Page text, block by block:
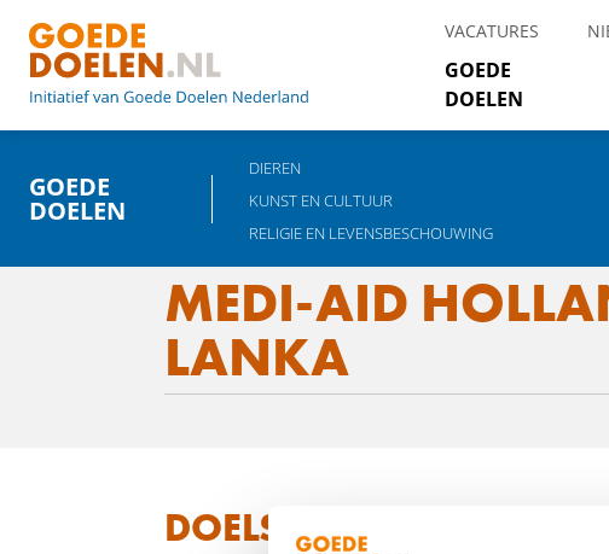
VACATURES
GOEDE
DOELEN
GOEDE
DOELEN
DIEREN
KUNST EN CULTUUR
RELIGIE EN LEVENSBESCHOUWING
MEDI-AID
LANKA
DOELSTELLING